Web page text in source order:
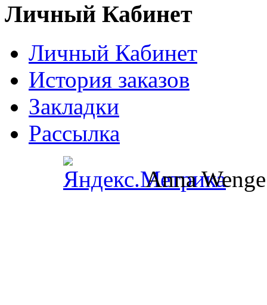
Личный Кабинет
Личный Кабинет
История заказов
Закладки
Рассылка
Anna